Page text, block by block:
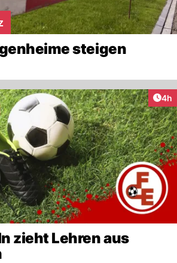
steigen
4h
zieht Lehren aus